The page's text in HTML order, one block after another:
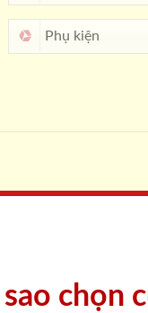
sao chọn